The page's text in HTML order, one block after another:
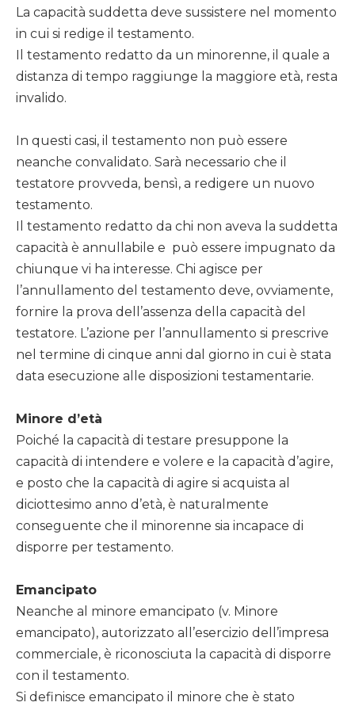
La capacità suddetta deve sussistere nel momento
in cui si redige il testamento.
Il testamento redatto da un minorenne, il quale a
distanza di tempo raggiunge la maggiore età, resta
invalido.
In questi casi, il testamento non può essere
neanche convalidato. Sarà necessario che il
testatore provveda, bensì, a redigere un nuovo
testamento.
Il testamento redatto da chi non aveva la suddetta
capacità è annullabile e può essere impugnato da
chiunque vi ha interesse. Chi agisce per
l’annullamento del testamento deve, ovviamente,
fornire la prova dell’assenza della capacità del
testatore. L’azione per l’annullamento si prescrive
nel termine di cinque anni dal giorno in cui è stata
data esecuzione alle disposizioni testamentarie.
Minore d’età
Poiché la capacità di testare presuppone la
capacità di intendere e volere e la capacità d’agire,
e posto che la capacità di agire si acquista al
diciottesimo anno d’età, è naturalmente
conseguente che il minorenne sia incapace di
disporre per testamento.
Emancipato
Neanche al minore emancipato (v. Minore
emancipato), autorizzato all’esercizio dell’impresa
commerciale, è riconosciuta la capacità di disporre
con il testamento.
Si definisce emancipato il minore che è stato